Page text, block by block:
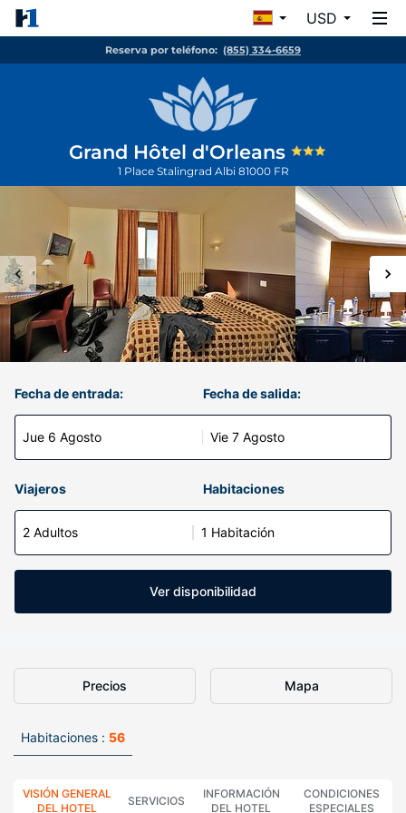
USD
Reserva por teléfono: (855) 334-6659
Grand Hôtel d'Orleans
1 Place Stalingrad Albi 81000 FR
Fecha de entrada:
Jue 6 Agosto
Fecha de salida:
Vie 7 Agosto
Viajeros Habitaciones
2 Adultos 1 Habitación
Ver disponibilidad
Precios Mapa
Habitaciones : 56
VISIÓN GENERAL
DEL HOTEL
SERVICIOS
INFORMACIÓN
DEL HOTEL
CONDICIONES
ESPECIALES